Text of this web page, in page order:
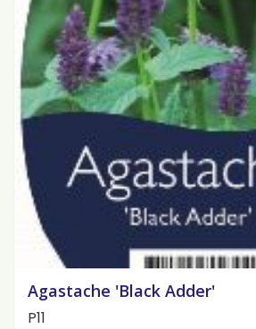
Agastache 'Black Adder'
P11